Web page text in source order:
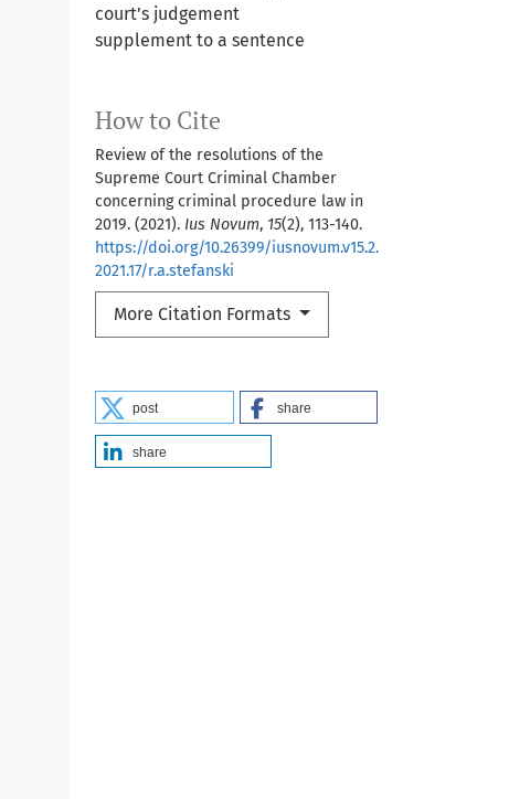
court’s judgement
supplement to a sentence
How to Cite
Review of the resolutions of the
Supreme Court Criminal Chamber
concerning criminal procedure law in
2019. (2021). Ius Novum, 15(2), 113-140.
https://doi.org/10.26399/iusnovum.v15.2.
2021.17/r.a.stefanski
More Citation Formats
post share
share